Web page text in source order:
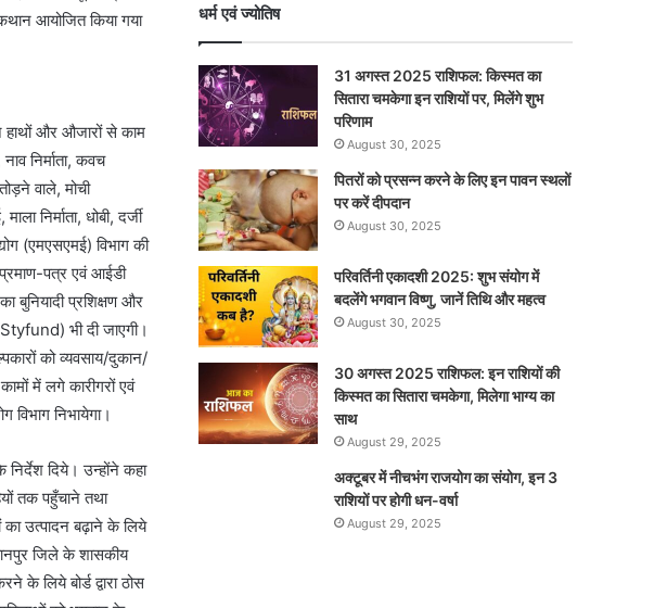
आयोजित किया गया
हाथों और औजारों से काम
निर्माता, कवच
वाले, मोची
निर्माता, धोबी, दर्जी
(एमएसएमई) विभाग की
प्रमाण-पत्र एवं आईडी
बुनियादी प्रशिक्षण और
भी दी जाएगी।
को व्यवसाय/दुकान/
में लगे कारीगरों एवं
विभाग निभायेगा।
दिये। उन्होंने कहा
तक पहुँचाने तथा
का उत्पादन बढ़ाने के लिये
जिले के शासकीय
लिये बोर्ड द्वारा ठोस
धर्म एवं ज्योतिष
31 अगस्त 2025 राशिफल: किस्मत का
सितारा चमकेगा इन राशियों पर, मिलेंगे शुभ
परिणाम
August 30, 2025
पितरों को प्रसन्न करने के लिए इन पावन स्थलों
पर करें दीपदान
August 30, 2025
परिवर्तिनी एकादशी 2025: शुभ संयोग में
बदलेंगे भगवान विष्णु, जानें तिथि और महत्व
August 30, 2025
30 अगस्त 2025 राशिफल: इन राशियों की
किस्मत का सितारा चमकेगा, मिलेगा भाग्य का
साथ
August 29, 2025
अक्टूबर में नीचभंग राजयोग का संयोग, इन 3
राशियों पर होगी धन-वर्षा
August 29, 2025